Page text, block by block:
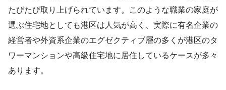
たびたび取り上げられています。このような職業の家庭が
選ぶ住宅地としても港区は人気が高く、実際に有名企業の
経営者や外資系企業のエグゼクティブ層の多くが港区のタ
ワーマンションや高級住宅地に居住しているケースが多々
あります。